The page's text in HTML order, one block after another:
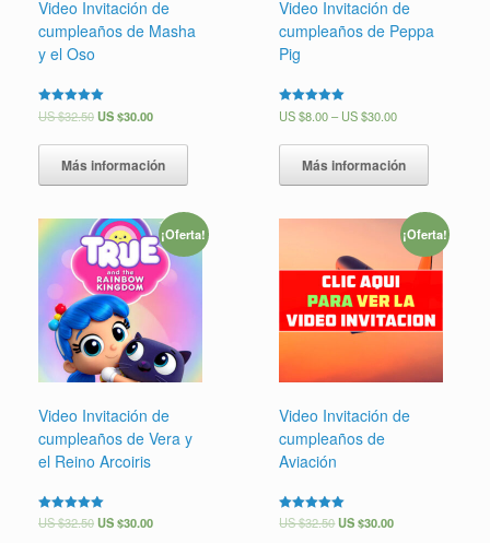
Video Invitación de
cumpleaños de Masha
y el Oso
Valorado en
5.00
US $32.50US $30.00
Más información
Video Invitación de
cumpleaños de Peppa
Pig
Valorado en
5.00
US $8.00– US $30.00
Más información
¡Oferta!
Video Invitación de
cumpleaños de Vera y
el Reino Arcoiris
Valorado en
5.00
US $32.50US $30.00
¡Oferta!
Video Invitación de
cumpleaños de
Aviación
Valorado en
5.00
US $32.50US $30.00